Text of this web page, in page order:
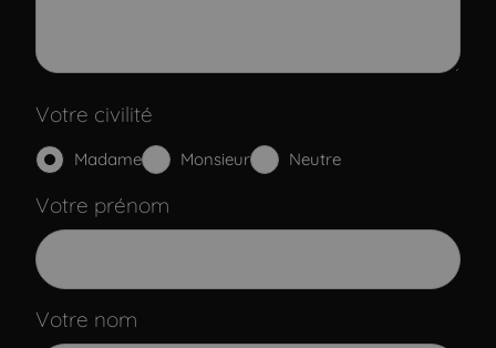
Votre civilité
Madame Monsieur Neutre
Votre prénom
Votre nom